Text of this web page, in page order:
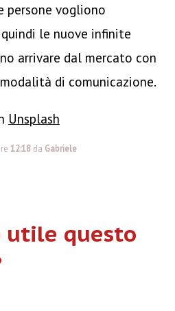
persone vogliono
le nuove infinite
arrivare dal mercato con
di comunicazione.
Unsplash
12:18 da Gabriele
utile questo